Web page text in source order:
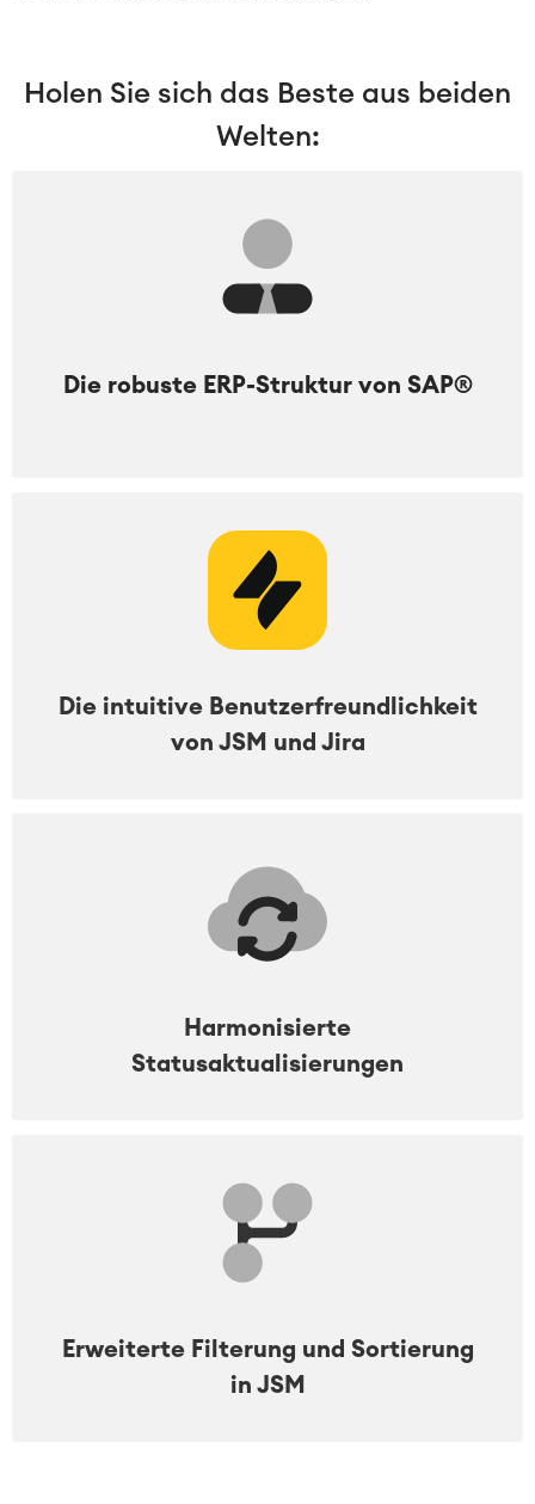
Holen Sie sich das Beste aus beiden
Welten:
Die robuste ERP-Struktur von SAP®
Die intuitive Benutzerfreundlichkeit
von JSM und Jira
Harmonisierte
Statusaktualisierungen
Erweiterte Filterung und Sortierung
in JSM